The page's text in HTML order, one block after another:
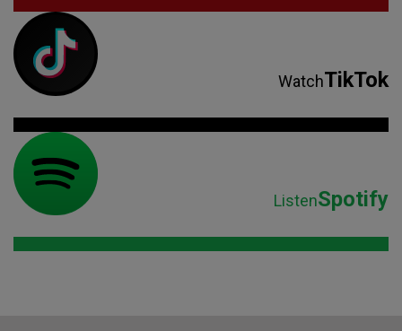
WatchTikTok
ListenSpotify